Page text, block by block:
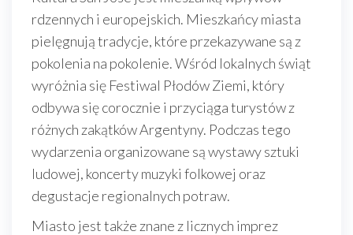
rdzennych i europejskich. Mieszkańcy miasta
pielęgnują tradycje, które przekazywane są z
pokolenia na pokolenie. Wśród lokalnych świąt
wyróżnia się Festiwal Płodów Ziemi, który
odbywa się corocznie i przyciąga turystów z
różnych zakątków Argentyny. Podczas tego
wydarzenia organizowane są wystawy sztuki
ludowej, koncerty muzyki folkowej oraz
degustacje regionalnych potraw.
Miasto jest także znane z licznych imprez